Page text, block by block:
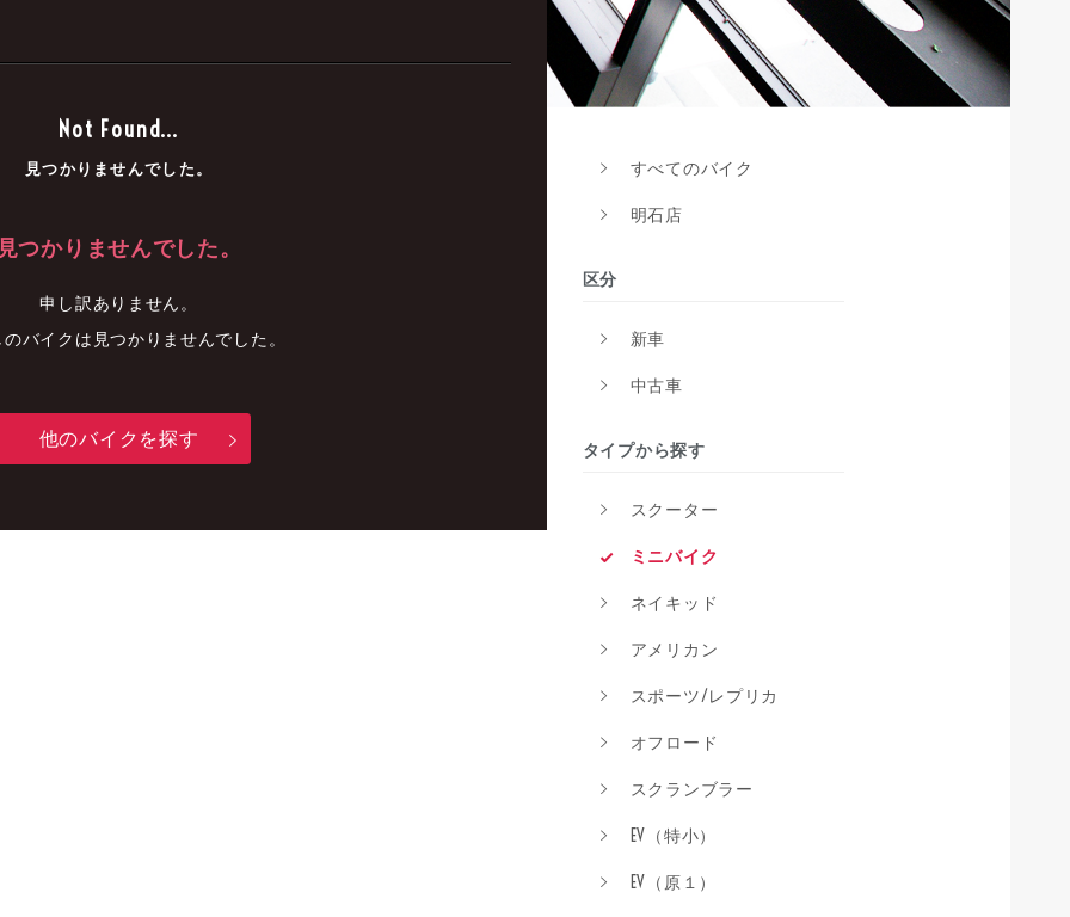
Not Found...
見つかりませんでした。
見つかりませんでした。
申し訳ありません。
バイクは見つかりませんでした。
他のバイクを探す
すべてのバイク
明石店
区分
新車
中古車
タイプから探す
スクーター
ミニバイク
ネイキッド
アメリカン
スポーツ/レプリカ
オフロード
スクランブラー
EV（特小）
EV（原１）
中古車